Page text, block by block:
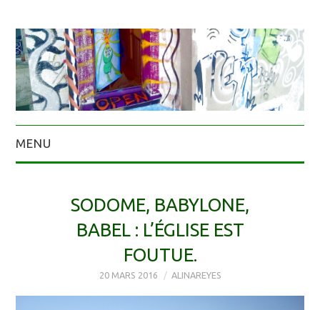
MENU
SODOME, BABYLONE,
BABEL : L’ÉGLISE EST
FOUTUE.
20 MARS 2016 ALINAREYES